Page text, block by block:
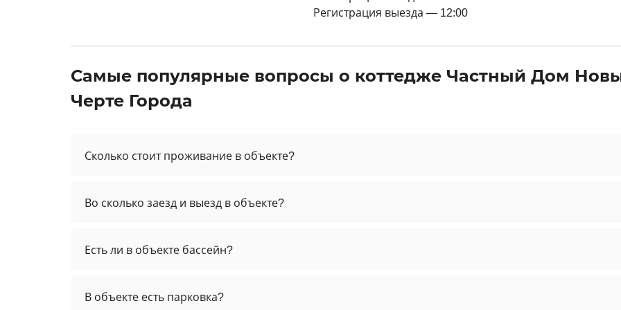
Регистрация выезда — 12:00
Самые популярные вопросы о коттедже Частный Дом
Черте Города
Сколько стоит проживание в объекте?
Во сколько заезд и выезд в объекте?
Есть ли в объекте бассейн?
В объекте есть парковка?